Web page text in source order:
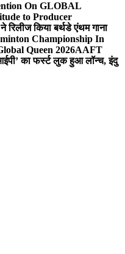
On GLOBAL
to Producer
रिलीज किया बर्थडे एंथम गाना
Championship In
Queen 2026AAFT
का फर्स्ट लुक हुआ लॉन्च, इंदु